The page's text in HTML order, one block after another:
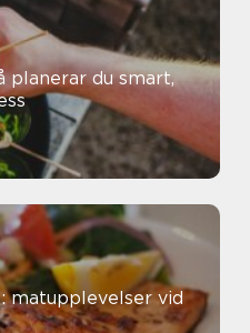
matupplevelser vid